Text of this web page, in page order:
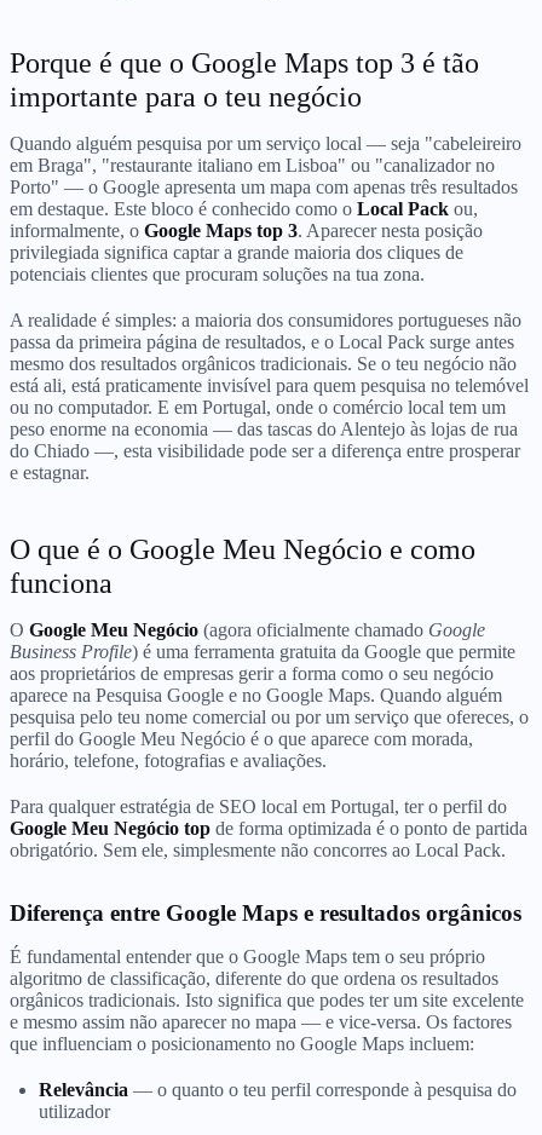
Porque é que o Google Maps top 3 é tão
importante para o teu negócio
Quando alguém pesquisa por um serviço local — seja "cabeleireiro
em Braga", "restaurante italiano em Lisboa" ou "canalizador no
Porto" — o Google apresenta um mapa com apenas três resultados
em destaque. Este bloco é conhecido como o Local Pack ou,
informalmente, o Google Maps top 3. Aparecer nesta posição
privilegiada significa captar a grande maioria dos cliques de
potenciais clientes que procuram soluções na tua zona.
A realidade é simples: a maioria dos consumidores portugueses não
passa da primeira página de resultados, e o Local Pack surge antes
mesmo dos resultados orgânicos tradicionais. Se o teu negócio não
está ali, está praticamente invisível para quem pesquisa no telemóvel
ou no computador. E em Portugal, onde o comércio local tem um
peso enorme na economia — das tascas do Alentejo às lojas de rua
do Chiado —, esta visibilidade pode ser a diferença entre prosperar
e estagnar.
O que é o Google Meu Negócio e como
funciona
O Google Meu Negócio (agora oficialmente chamado Google
Business Profile) é uma ferramenta gratuita da Google que permite
aos proprietários de empresas gerir a forma como o seu negócio
aparece na Pesquisa Google e no Google Maps. Quando alguém
pesquisa pelo teu nome comercial ou por um serviço que ofereces, o
perfil do Google Meu Negócio é o que aparece com morada,
horário, telefone, fotografias e avaliações.
Para qualquer estratégia de SEO local em Portugal, ter o perfil do
Google Meu Negócio top de forma optimizada é o ponto de partida
obrigatório. Sem ele, simplesmente não concorres ao Local Pack.
Diferença entre Google Maps e resultados orgânicos
É fundamental entender que o Google Maps tem o seu próprio
algoritmo de classificação, diferente do que ordena os resultados
orgânicos tradicionais. Isto significa que podes ter um site excelente
e mesmo assim não aparecer no mapa — e vice-versa. Os factores
que influenciam o posicionamento no Google Maps incluem:
Relevância — o quanto o teu perfil corresponde à pesquisa do
utilizador